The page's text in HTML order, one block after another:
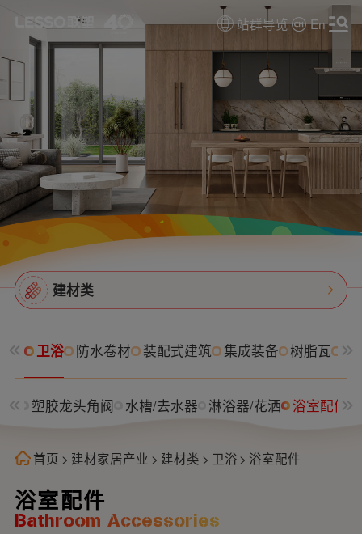
站群导览 En
建材类
卫浴 防水卷材 装配式建筑 集成装备 树脂瓦 消
阀 塑胶龙头角阀 水槽/去水器 淋浴器/花洒 浴室配件
浴室配件
Bathroom Accessories
首页 > 建材家居产业 > 建材类 > 卫浴 > 浴室配件